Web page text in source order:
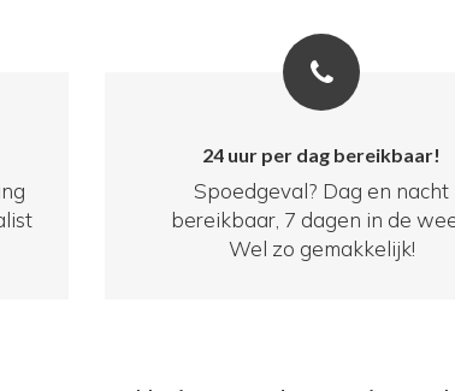
24 uur per dag bereikbaar!
Spoedgeval? Dag en nacht
bereikbaar, 7 dagen in de
Wel zo gemakkelijk!